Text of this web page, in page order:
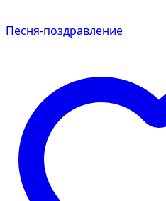
Песня-поздравление